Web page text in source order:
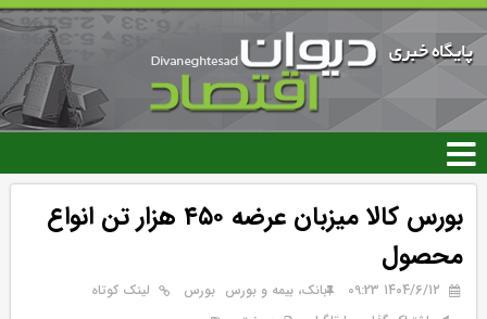
رفتن
محتوای
اصلی
بورس کالا میزبان عرضه ۴۵۰ هزار تن انواع
محصول
۱۴۰۴/۶/۱۲ 09:23 بانک، بیمه و بورس بورس
لینک کوتاه